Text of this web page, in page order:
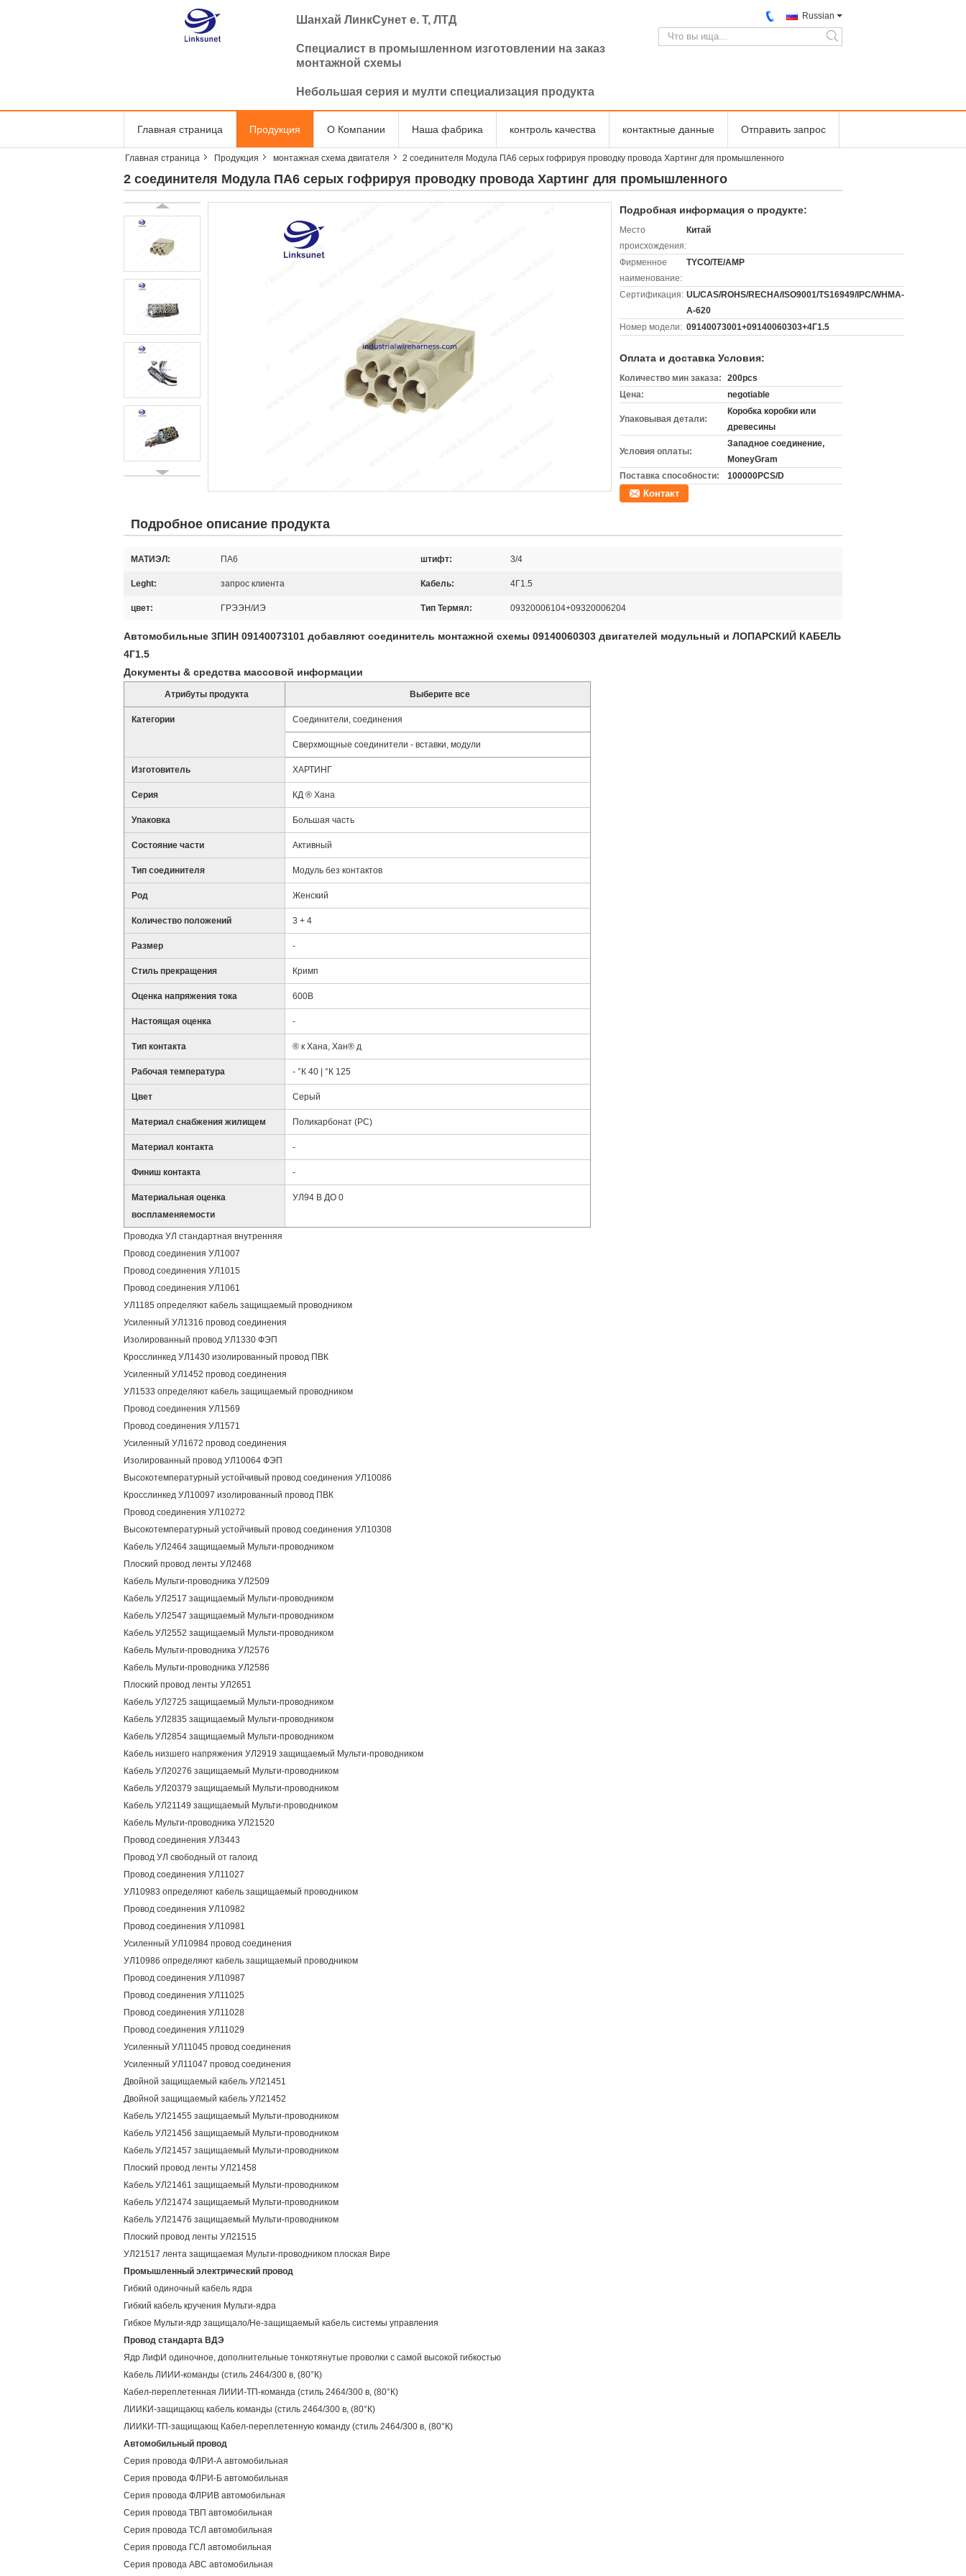
Шанхай ЛинкСунет е. Т, ЛТД
Специалист в промышленном изготовлении на заказ
монтажной схемы
Небольшая серия и мулти специализация продукта
Russian
search
Главная страница Продукция О Компании Наша фабрика контроль качества контактные данные Отправить запрос
Главная страница Продукция монтажная схема двигателя 2 соединителя Модула ПА6 серых гофрируя проводку провода Хартинг для промышленного
2 соединителя Модула ПА6 серых гофрируя проводку провода Хартинг для промышленного
Подробная информация о продукте:
Место
происхождения:
Китай
Фирменное
наименование:
TYCO/TE/AMP
Сертификация: UL/CAS/ROHS/RECHA/ISO9001/TS16949/IPC/WHMA-
A-620
Номер модели: 09140073001+09140060303+4Г1.5
Оплата и доставка Условия:
Количество мин заказа:
200pcs
Цена:
negotiable
Упаковывая детали:
Коробка коробки или
древесины
Условия оплаты:
Западное соединение,
MoneyGram
Поставка способности:
100000PCS/D
Контакт
Подробное описание продукта
МАТИЭЛ: ПА6 штифт: 3/4
Leght: запрос клиента Кабель: 4Г1.5
цвет: ГРЭЭН/ИЭ Тип Термял: 09320006104+09320006204
Автомобильные 3ПИН 09140073101 добавляют соединитель монтажной схемы 09140060303 двигателей модульный и ЛОПАРСКИЙ КАБЕЛЬ
4Г1.5
Документы & средства массовой информации
Атрибуты продукта Выберите все
Категории Соединители, соединения
Сверхмощные соединители - вставки, модули
Изготовитель ХАРТИНГ
Серия КД ® Хана
Упаковка Большая часть
Состояние части Активный
Тип соединителя Модуль без контактов
Род Женский
Количество положений 3 + 4
Размер -
Стиль прекращения Кримп
Оценка напряжения тока 600В
Настоящая оценка -
Тип контакта ® к Хана, Хан® д
Рабочая температура - °К 40 | °К 125
Цвет Серый
Материал снабжения жилищем Поликарбонат (PC)
Материал контакта -
Финиш контакта -
Материальная оценка
воспламеняемости
УЛ94 В ДО 0
Проводка УЛ стандартная внутренняя
Провод соединения УЛ1007
Провод соединения УЛ1015
Провод соединения УЛ1061
УЛ1185 определяют кабель защищаемый проводником
Усиленный УЛ1316 провод соединения
Изолированный провод УЛ1330 ФЭП
Кросслинкед УЛ1430 изолированный провод ПВК
Усиленный УЛ1452 провод соединения
УЛ1533 определяют кабель защищаемый проводником
Провод соединения УЛ1569
Провод соединения УЛ1571
Усиленный УЛ1672 провод соединения
Изолированный провод УЛ10064 ФЭП
Высокотемпературный устойчивый провод соединения УЛ10086
Кросслинкед УЛ10097 изолированный провод ПВК
Провод соединения УЛ10272
Высокотемпературный устойчивый провод соединения УЛ10308
Кабель УЛ2464 защищаемый Мульти-проводником
Плоский провод ленты УЛ2468
Кабель Мульти-проводника УЛ2509
Кабель УЛ2517 защищаемый Мульти-проводником
Кабель УЛ2547 защищаемый Мульти-проводником
Кабель УЛ2552 защищаемый Мульти-проводником
Кабель Мульти-проводника УЛ2576
Кабель Мульти-проводника УЛ2586
Плоский провод ленты УЛ2651
Кабель УЛ2725 защищаемый Мульти-проводником
Кабель УЛ2835 защищаемый Мульти-проводником
Кабель УЛ2854 защищаемый Мульти-проводником
Кабель низшего напряжения УЛ2919 защищаемый Мульти-проводником
Кабель УЛ20276 защищаемый Мульти-проводником
Кабель УЛ20379 защищаемый Мульти-проводником
Кабель УЛ21149 защищаемый Мульти-проводником
Кабель Мульти-проводника УЛ21520
Провод соединения УЛ3443
Провод УЛ свободный от галоид
Провод соединения УЛ11027
УЛ10983 определяют кабель защищаемый проводником
Провод соединения УЛ10982
Провод соединения УЛ10981
Усиленный УЛ10984 провод соединения
УЛ10986 определяют кабель защищаемый проводником
Провод соединения УЛ10987
Провод соединения УЛ11025
Провод соединения УЛ11028
Провод соединения УЛ11029
Усиленный УЛ11045 провод соединения
Усиленный УЛ11047 провод соединения
Двойной защищаемый кабель УЛ21451
Двойной защищаемый кабель УЛ21452
Кабель УЛ21455 защищаемый Мульти-проводником
Кабель УЛ21456 защищаемый Мульти-проводником
Кабель УЛ21457 защищаемый Мульти-проводником
Плоский провод ленты УЛ21458
Кабель УЛ21461 защищаемый Мульти-проводником
Кабель УЛ21474 защищаемый Мульти-проводником
Кабель УЛ21476 защищаемый Мульти-проводником
Плоский провод ленты УЛ21515
УЛ21517 лента защищаемая Мульти-проводником плоская Вире
Промышленный электрический провод
Гибкий одиночный кабель ядра
Гибкий кабель кручения Мульти-ядра
Гибкое Мульти-ядр защищало/Не-защищаемый кабель системы управления
Провод стандарта ВДЭ
Ядр ЛифИ одиночное, дополнительные тонкотянутые проволки с самой высокой гибкостью
Кабель ЛИИИ-команды (стиль 2464/300 в, (80°К)
Кабел-переплетенная ЛИИИ-ТП-команда (стиль 2464/300 в, (80°К)
ЛИИКИ-защищающ кабель команды (стиль 2464/300 в, (80°К)
ЛИИКИ-ТП-защищающ Кабел-переплетенную команду (стиль 2464/300 в, (80°К)
Автомобильный провод
Серия провода ФЛРИ-А автомобильная
Серия провода ФЛРИ-Б автомобильная
Серия провода ФЛРИВ автомобильная
Серия провода ТВП автомобильная
Серия провода ТСЛ автомобильная
Серия провода ГСЛ автомобильная
Серия провода АВС автомобильная